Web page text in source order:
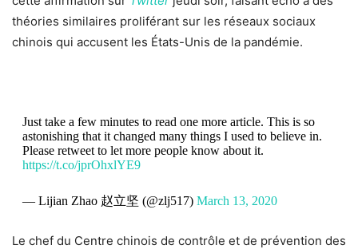
théories similaires proliférant sur les réseaux sociaux
chinois qui accusent les États-Unis de la pandémie.
Just take a few minutes to read one more article. This is so
astonishing that it changed many things I used to believe in.
Please retweet to let more people know about it.
https://t.co/jprOhxlYE9
— Lijian Zhao 赵立坚 (@zlj517) March 13, 2020
Le chef du Centre chinois de contrôle et de prévention des